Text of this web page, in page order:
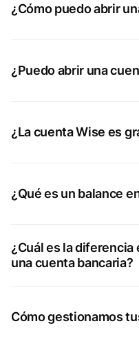
¿Cómo puedo abrir
¿Puedo abrir una
¿La cuenta Wise es
¿Qué es un balance
¿Cuál es la
una cuenta bancaria?
Cómo gestionamos